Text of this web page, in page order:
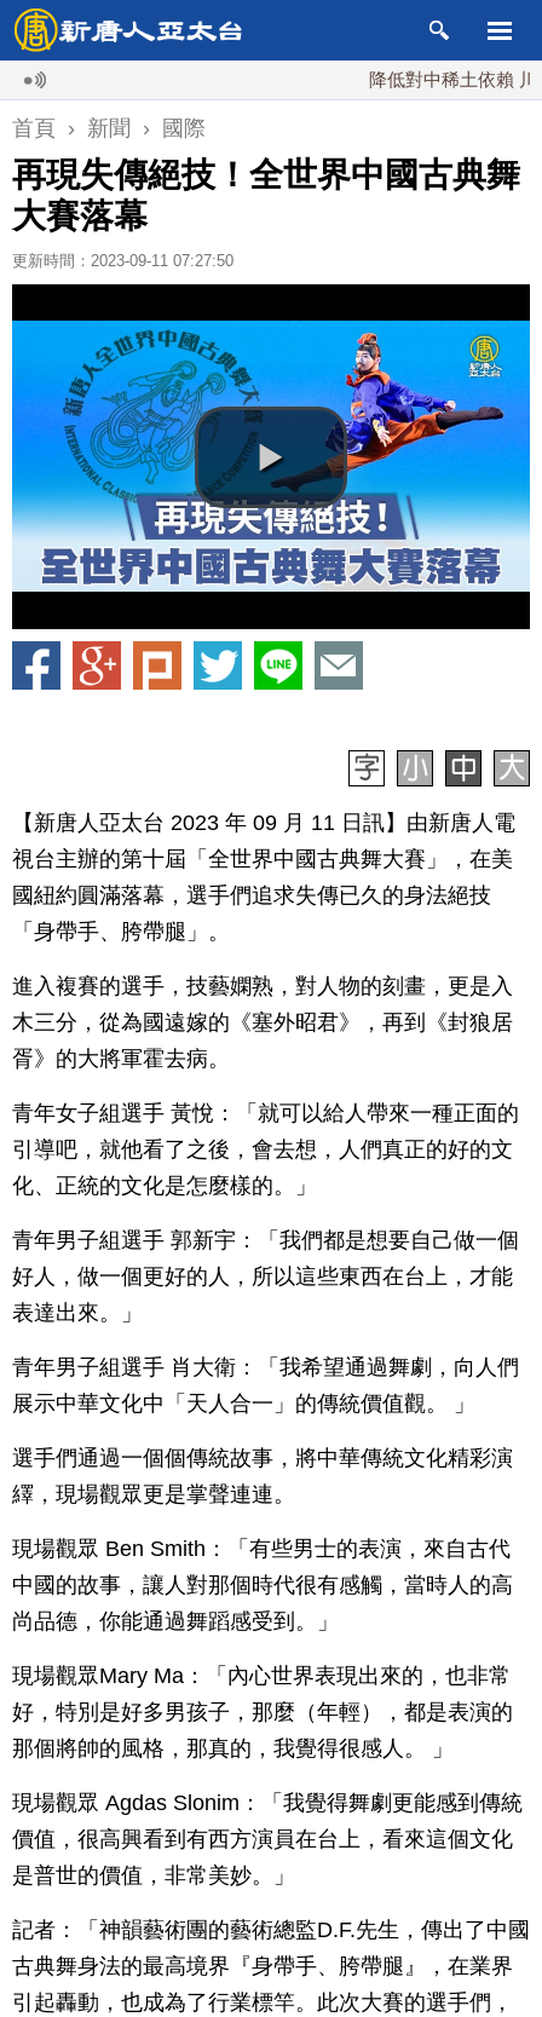
降低對中稀土依賴 川普宣
首頁 › 新聞 › 國際
再現失傳絕技！全世界中國古典舞
大賽落幕
更新時間：2023-09-11 07:27:50
【新唐人亞太台 2023 年 09 月 11 日訊】由新唐人電
視台主辦的第十屆「全世界中國古典舞大賽」，在美
國紐約圓滿落幕，選手們追求失傳已久的身法絕技
「身帶手、胯帶腿」。
進入複賽的選手，技藝嫻熟，對人物的刻畫，更是入
木三分，從為國遠嫁的《塞外昭君》，再到《封狼居
胥》的大將軍霍去病。
青年女子組選手 黃悅：「就可以給人帶來一種正面的
引導吧，就他看了之後，會去想，人們真正的好的文
化、正統的文化是怎麼樣的。」
青年男子組選手 郭新宇：「我們都是想要自己做一個
好人，做一個更好的人，所以這些東西在台上，才能
表達出來。」
青年男子組選手 肖大衛：「我希望通過舞劇，向人們
展示中華文化中「天人合一」的傳統價值觀。 」
選手們通過一個個傳統故事，將中華傳統文化精彩演
繹，現場觀眾更是掌聲連連。
現場觀眾 Ben Smith：「有些男士的表演，來自古代
中國的故事，讓人對那個時代很有感觸，當時人的高
尚品德，你能通過舞蹈感受到。」
現場觀眾Mary Ma：「內心世界表現出來的，也非常
好，特別是好多男孩子，那麼（年輕），都是表演的
那個將帥的風格，那真的，我覺得很感人。 」
現場觀眾 Agdas Slonim：「我覺得舞劇更能感到傳統
價值，很高興看到有西方演員在台上，看來這個文化
是普世的價值，非常美妙。」
記者：「神韻藝術團的藝術總監D.F.先生，傳出了中國
古典舞身法的最高境界『身帶手、胯帶腿』，在業界
引起轟動，也成為了行業標竿。此次大賽的選手們，